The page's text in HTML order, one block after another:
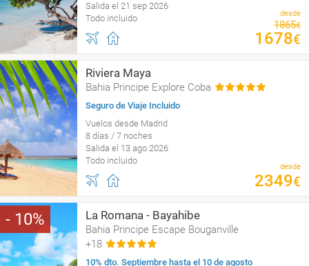
Salida el 21 sep 2026
Todo incluido
desde
1865€
1678€
Riviera Maya
Bahia Principe Explore Coba
Seguro de Viaje Incluido
Vuelos desde Madrid
8 días / 7 noches
Salida el 13 ago 2026
Todo incluido
desde
2349€
10 La Romana - Bayahibe
Bahia Principe Escape Bouganville
+18
10% dto. Septiembre hasta el 10 de agosto